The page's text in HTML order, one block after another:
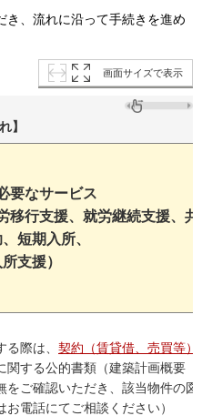
き、流れに沿って手続きを進め
画面サイズで表示
】
要なサービス
移行支援、就労継続支援、共
短期入所、
設入所支援）
際は、 契約（賃貸借、売買等）
関する公的書類（建築計画概要
ご確認いただき、該当物件の図
電話にてご相談ください）